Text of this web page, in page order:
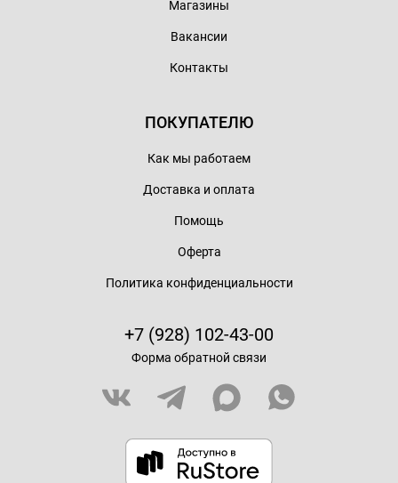
Магазины
Вакансии
Контакты
ПОКУПАТЕЛЮ
Как мы работаем
Доставка и оплата
Помощь
Оферта
Политика конфиденциальности
+7 (928) 102-43-00
Форма обратной связи